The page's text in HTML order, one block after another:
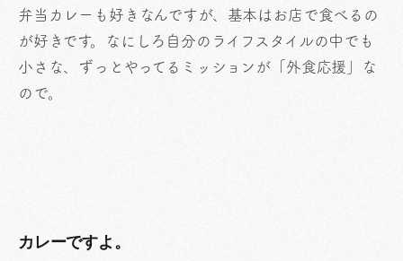
弁当カレーも好きなんですが、基本はお店で食べるの
が好きです。なにしろ自分のライフスタイルの中でも
小さな、ずっとやってるミッションが「外食応援」な
ので。
カレーですよ。